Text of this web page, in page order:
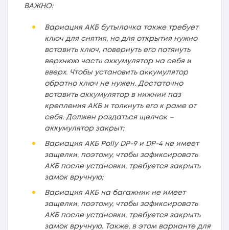
ВАЖНО:
Вариация АКБ бутылочка также требует
ключ для снятия, но для открытия нужно
вставить ключ, повернуть его потянуть
верхнюю часть аккумулятор на себя и
вверх. Чтобы установить аккумулятор
обратно ключ не нужен. Достаточно
вставить аккумулятор в нижний паз
крепления АКБ и толкнуть его к раме от
себя. Должен раздаться щелчок –
аккумулятор закрыт;
Вариация АКБ Polly DP-9 и DP-4 не имеет
защелки, поэтому, чтобы зафиксировать
АКБ после установки, требуется закрыть
замок вручную;
Вариация АКБ на багажник не имеет
защелки, поэтому, чтобы зафиксировать
АКБ после установки, требуется закрыть
замок вручную. Также, в этом варианте для